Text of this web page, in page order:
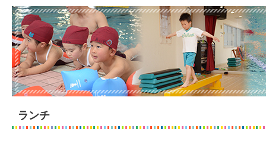
ベビーコース
幼児コース
小学生コース
育成コース
選手コース
キッズパーク(体操教室)
子どもダンス教室
■入会案内■ アクア悠々クラブ
いきいきコース
■入会案内■
ランチ